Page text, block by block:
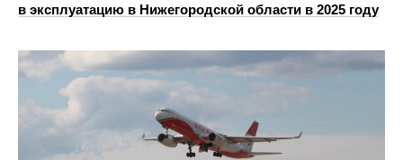
в эксплуатацию в Нижегородской области в 2025 году